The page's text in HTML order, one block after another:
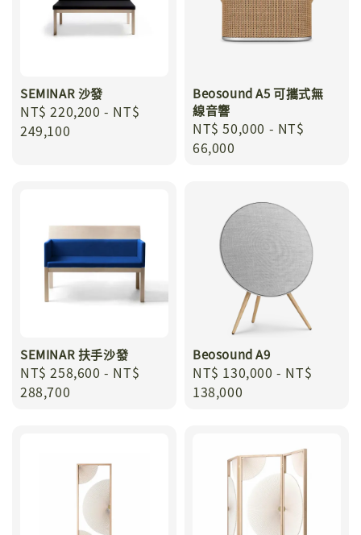
SEMINAR 沙發
Regular
price
NT$ 220,200 - NT$
249,100
Beosound A5 可攜式無
線音響
Regular
price
NT$ 50,000 - NT$
66,000
SEMINAR 扶手沙發
Regular
price
NT$ 258,600 - NT$
288,700
Beosound A9
Regular
price
NT$ 130,000 - NT$
138,000